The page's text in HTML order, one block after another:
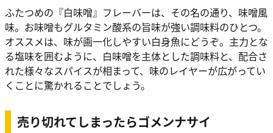
ふたつめの『白味噌』フレーバーは、その名の通り、味噌風
味。お味噌もグルタミン酸系の旨味が強い調味料のひとつ。
オススメは、味が画一化しやすい白身魚にどうぞ。主力とな
る塩味を囲むように、白味噌を主体とした調味料と、配合さ
れた様々なスパイスが相まって、味のレイヤーが広がってい
くことに驚かれることでしょう。
売り切れてしまったらゴメンナサイ